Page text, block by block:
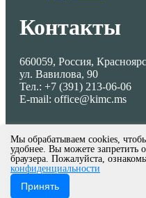
Контакты
660059, Россия,
ул. Вавилова, 90
Тел.: +7 (391) 213-06-06
E-mail: office@kimc.ms
© МКУ КИМЦ 2013-2026
Мы обрабатываем cookies,
удобнее. Вы можете запретить
браузера. Пожалуйста,
конфиденциальности
Принять